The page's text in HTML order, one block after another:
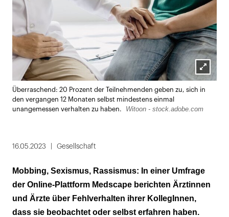
Lightbox
öffnen
Überraschend: 20 Prozent der Teilnehmenden geben zu, sich in
den vergangen 12 Monaten selbst mindestens einmal
unangemessen verhalten zu haben.
Witoon - stock.adobe.com
16.05.2023 Gesellschaft
Mobbing, Sexismus, Rassismus: In einer Umfrage
der Online-Plattform Medscape berichten Ärztinnen
und Ärzte über Fehlverhalten ihrer KollegInnen,
dass sie beobachtet oder selbst erfahren haben.